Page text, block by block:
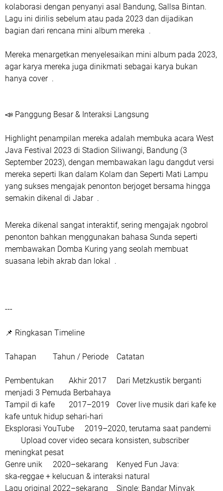
kolaborasi dengan penyanyi asal Bandung, Sallsa Bintan.
Lagu ini dirilis sebelum atau pada 2023 dan dijadikan
bagian dari rencana mini album mereka .
Mereka menargetkan menyelesaikan mini album pada 2023,
agar karya mereka juga dinikmati sebagai karya bukan
hanya cover .
📣 Panggung Besar & Interaksi Langsung
Highlight penampilan mereka adalah membuka acara West
Java Festival 2023 di Stadion Siliwangi, Bandung (3
September 2023), dengan membawakan lagu dangdut versi
mereka seperti Ikan dalam Kolam dan Seperti Mati Lampu
yang sukses mengajak penonton berjoget bersama hingga
semakin dikenal di Jabar .
Mereka dikenal sangat interaktif, sering mengajak ngobrol
penonton bahkan menggunakan bahasa Sunda seperti
membawakan Domba Kuring yang seolah membuat
suasana lebih akrab dan lokal .
---
📌 Ringkasan Timeline
Tahapan Tahun / Periode Catatan
Pembentukan Akhir 2017
Dari Metzkustik berganti
menjadi 3 Pemuda Berbahaya
Tampil di kafe
2017–2019
Cover live musik dari kafe ke
kafe untuk hidup sehari-hari
Eksplorasi YouTube
2019–2020, terutama saat pandemi
Upload cover video secara konsisten, subscriber
meningkat pesat
Genre unik
2020–sekarang
Kenyed Fun Java:
ska‑reggae + kelucuan & interaksi natural
Lagu original 2022–sekarang Single: Bandar Minyak